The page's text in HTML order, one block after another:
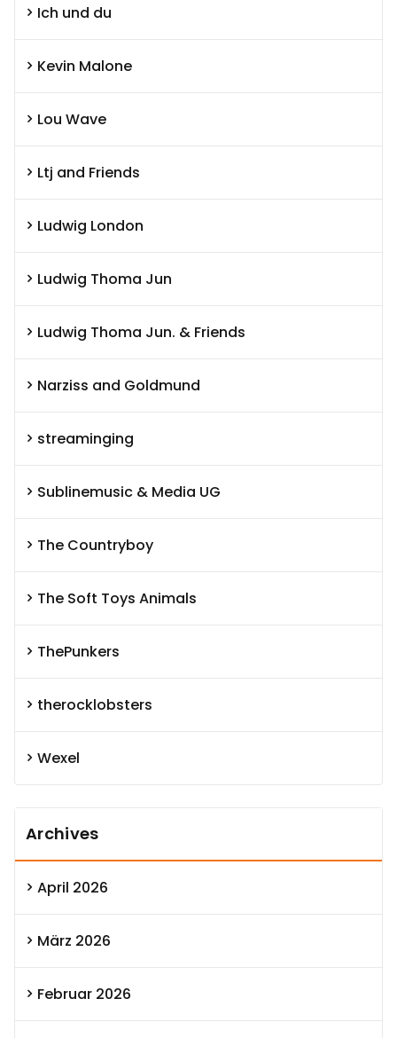
Ich und du
Kevin Malone
Lou Wave
Ltj and Friends
Ludwig London
Ludwig Thoma Jun
Ludwig Thoma Jun. & Friends
Narziss and Goldmund
streaminging
Sublinemusic & Media UG
The Countryboy
The Soft Toys Animals
ThePunkers
therocklobsters
Wexel
Archives
April 2026
März 2026
Februar 2026